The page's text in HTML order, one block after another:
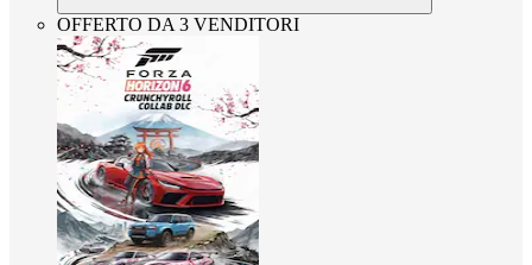
OFFERTO DA 3 VENDITORI